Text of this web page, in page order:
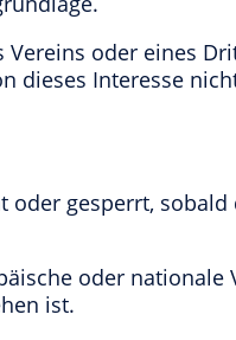
oder eines
Interesse
gesperrt, sobald
oder nationale
ist.